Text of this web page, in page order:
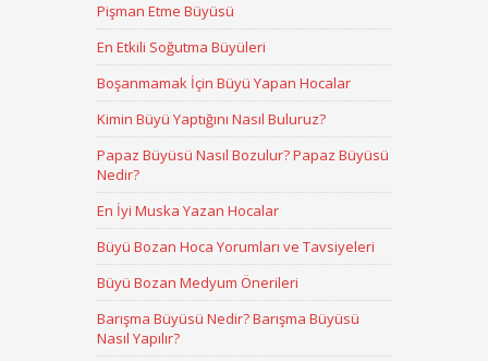
Pişman Etme Büyüsü
En Etkili Soğutma Büyüleri
Boşanmamak İçin Büyü Yapan Hocalar
Kimin Büyü Yaptığını Nasıl Buluruz?
Papaz Büyüsü Nasıl Bozulur? Papaz Büyüsü
Nedir?
En İyi Muska Yazan Hocalar
Büyü Bozan Hoca Yorumları ve Tavsiyeleri
Büyü Bozan Medyum Önerileri
Barışma Büyüsü Nedir? Barışma Büyüsü
Nasıl Yapılır?